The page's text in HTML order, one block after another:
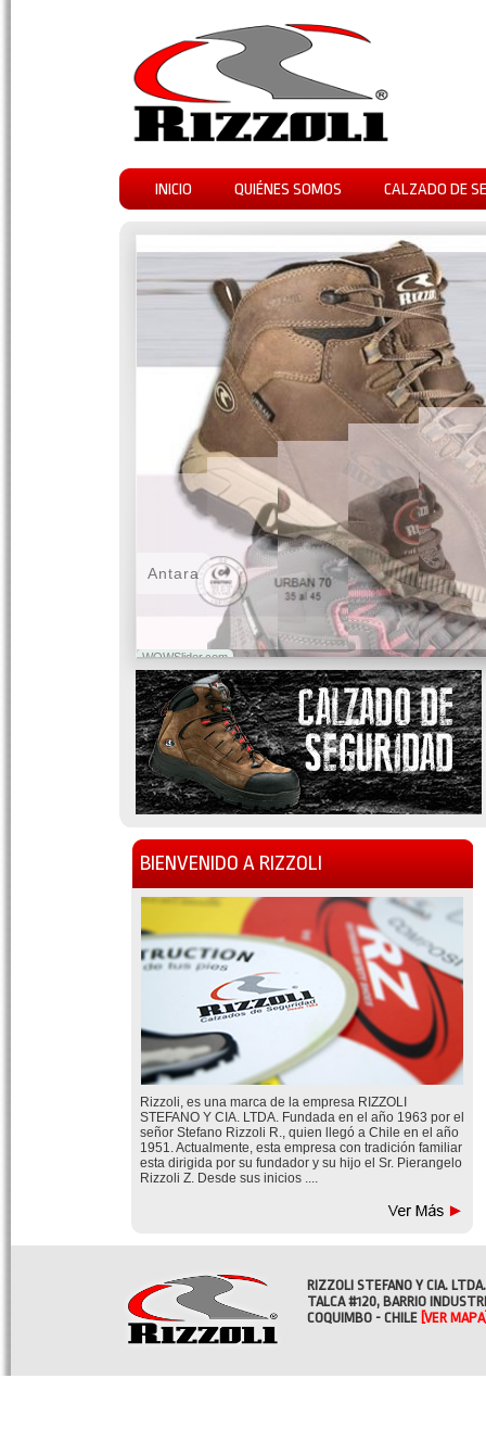
INICIO QUIÉNES SOMOS CALZADO DE
WOWSlider.com
Antara
BIENVENIDO A RIZZOLI
Rizzoli, es una marca de la empresa RIZZOLI
STEFANO Y CIA. LTDA. Fundada en el año 1963 por el
señor Stefano Rizzoli R., quien llegó a Chile en el año
1951. Actualmente, esta empresa con tradición familiar
esta dirigida por su fundador y su hijo el Sr. Pierangelo
Rizzoli Z. Desde sus inicios ....
RIZZOLI STEFANO Y CIA. LTDA.
TALCA #120, BARRIO
COQUIMBO - CHILE [VER